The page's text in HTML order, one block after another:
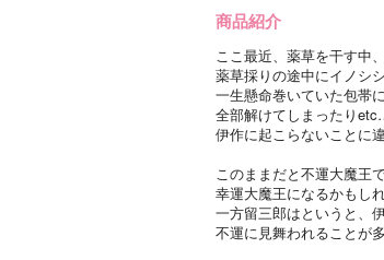
商品紹介
ここ最近、薬草を干す中
薬草採りの途中にイノシ
一生懸命巻いていた包帯
全部解けてしまったり
伊作に起こらないことに
このままだと不運大魔王で
幸運大魔王になるかもし
一方留三郎はというと、
不運に見舞われることが